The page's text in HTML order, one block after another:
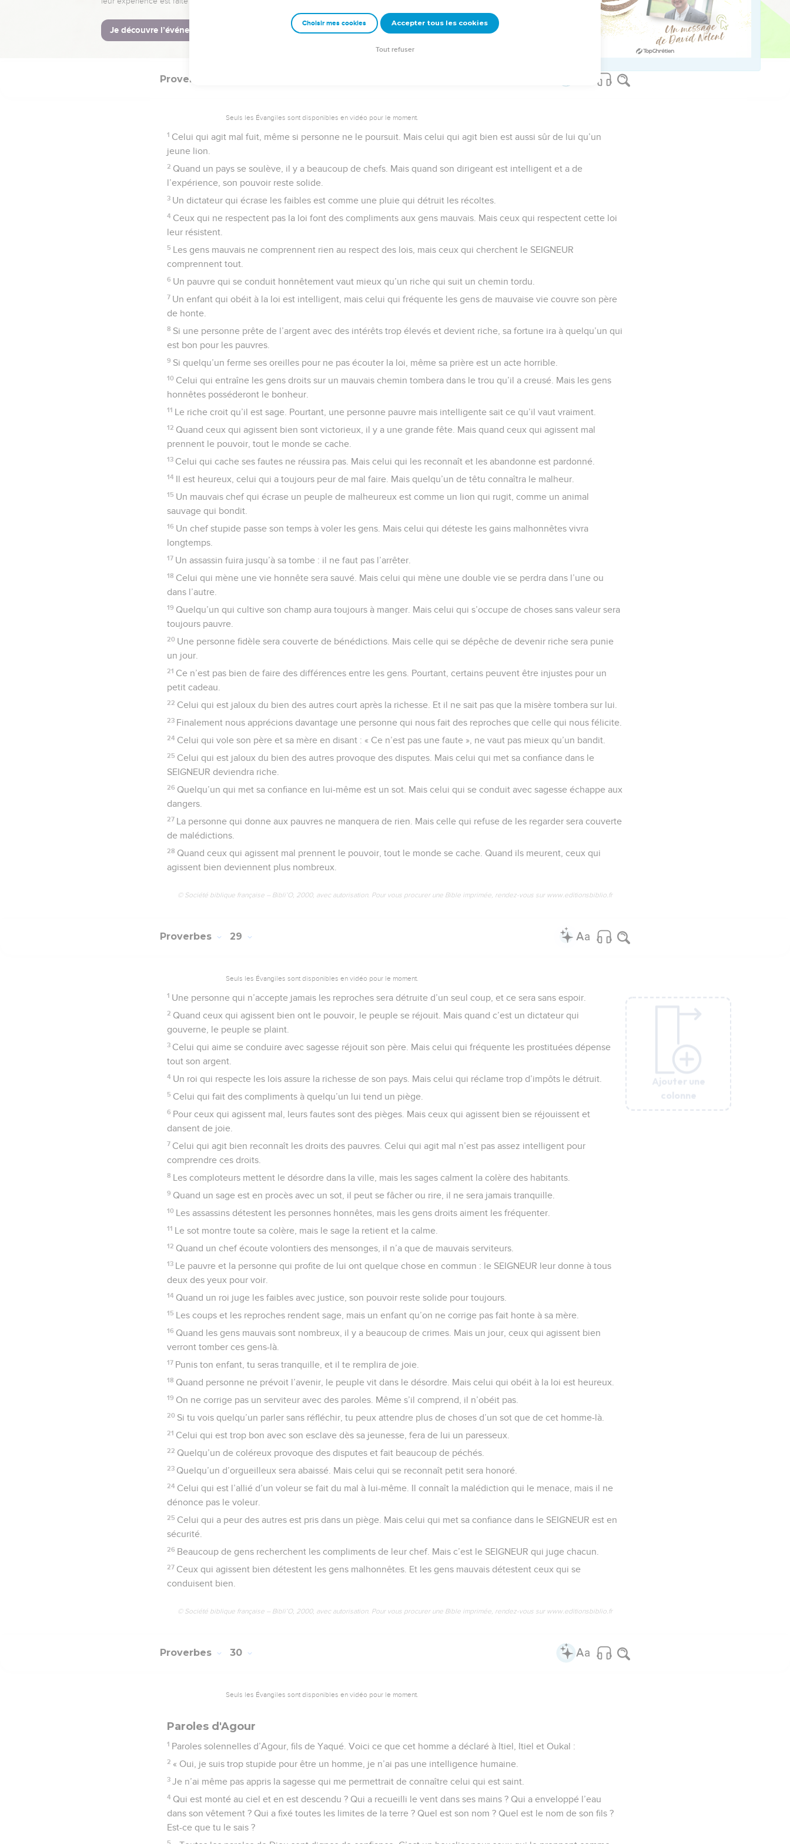
servantes.
© Société biblique française – Bibli’O, 2000, avec autorisation. Pour vous procurer une Bible imprimée, rendez-vous sur www.editionsbiblio.fr
Ajouter une
colonne
Proverbes
Seuls les Évangiles sont disponibles en vidéo pour le moment.
1 Celui qui agit mal fuit, même si personne ne le poursuit. Mais celui qui agit bien est aussi sûr de lui qu’un
jeune lion.
2 Quand un pays se soulève, il y a beaucoup de chefs. Mais quand son dirigeant est intelligent et a de
l’expérience, son pouvoir reste solide.
3 Un dictateur qui écrase les faibles est comme une pluie qui détruit les récoltes.
4 Ceux qui ne respectent pas la loi font des compliments aux gens mauvais. Mais ceux qui respectent cette loi
leur résistent.
5 Les gens mauvais ne comprennent rien au respect des lois, mais ceux qui cherchent le SEIGNEUR
comprennent tout.
6 Un pauvre qui se conduit honnêtement vaut mieux qu’un riche qui suit un chemin tordu.
7 Un enfant qui obéit à la loi est intelligent, mais celui qui fréquente les gens de mauvaise vie couvre son père
de honte.
8 Si une personne prête de l’argent avec des intérêts trop élevés et devient riche, sa fortune ira à quelqu’un qui
est bon pour les pauvres.
9 Si quelqu’un ferme ses oreilles pour ne pas écouter la loi, même sa prière est un acte horrible.
10 Celui qui entraîne les gens droits sur un mauvais chemin tombera dans le trou qu’il a creusé. Mais les gens
honnêtes posséderont le bonheur.
11 Le riche croit qu’il est sage. Pourtant, une personne pauvre mais intelligente sait ce qu’il vaut vraiment.
12 Quand ceux qui agissent bien sont victorieux, il y a une grande fête. Mais quand ceux qui agissent mal
prennent le pouvoir, tout le monde se cache.
13 Celui qui cache ses fautes ne réussira pas. Mais celui qui les reconnaît et les abandonne est pardonné.
14 Il est heureux, celui qui a toujours peur de mal faire. Mais quelqu’un de têtu connaîtra le malheur.
15 Un mauvais chef qui écrase un peuple de malheureux est comme un lion qui rugit, comme un animal
sauvage qui bondit.
16 Un chef stupide passe son temps à voler les gens. Mais celui qui déteste les gains malhonnêtes vivra
longtemps.
17 Un assassin fuira jusqu’à sa tombe : il ne faut pas l’arrêter.
18 Celui qui mène une vie honnête sera sauvé. Mais celui qui mène une double vie se perdra dans l’une ou
dans l’autre.
19 Quelqu’un qui cultive son champ aura toujours à manger. Mais celui qui s’occupe de choses sans valeur sera
toujours pauvre.
20 Une personne fidèle sera couverte de bénédictions. Mais celle qui se dépêche de devenir riche sera punie
un jour.
21 Ce n’est pas bien de faire des différences entre les gens. Pourtant, certains peuvent être injustes pour un
petit cadeau.
22 Celui qui est jaloux du bien des autres court après la richesse. Et il ne sait pas que la misère tombera sur lui.
23 Finalement nous apprécions davantage une personne qui nous fait des reproches que celle qui nous félicite.
24 Celui qui vole son père et sa mère en disant : « Ce n’est pas une faute », ne vaut pas mieux qu’un bandit.
25 Celui qui est jaloux du bien des autres provoque des disputes. Mais celui qui met sa confiance dans le
SEIGNEUR deviendra riche.
26 Quelqu’un qui met sa confiance en lui-même est un sot. Mais celui qui se conduit avec sagesse échappe aux
dangers.
27 La personne qui donne aux pauvres ne manquera de rien. Mais celle qui refuse de les regarder sera couverte
de malédictions.
28 Quand ceux qui agissent mal prennent le pouvoir, tout le monde se cache. Quand ils meurent, ceux qui
agissent bien deviennent plus nombreux.
© Société biblique française – Bibli’O, 2000, avec autorisation. Pour vous procurer une Bible imprimée, rendez-vous sur www.editionsbiblio.fr
Ajouter une
colonne
Proverbes 29
Seuls les Évangiles sont disponibles en vidéo pour le moment.
1 Une personne qui n’accepte jamais les reproches sera détruite d’un seul coup, et ce sera sans espoir.
2 Quand ceux qui agissent bien ont le pouvoir, le peuple se réjouit. Mais quand c’est un dictateur qui
gouverne, le peuple se plaint.
3 Celui qui aime se conduire avec sagesse réjouit son père. Mais celui qui fréquente les prostituées dépense
tout son argent.
4 Un roi qui respecte les lois assure la richesse de son pays. Mais celui qui réclame trop d’impôts le détruit.
5 Celui qui fait des compliments à quelqu’un lui tend un piège.
6 Pour ceux qui agissent mal, leurs fautes sont des pièges. Mais ceux qui agissent bien se réjouissent et
dansent de joie.
7 Celui qui agit bien reconnaît les droits des pauvres. Celui qui agit mal n’est pas assez intelligent pour
comprendre ces droits.
8 Les comploteurs mettent le désordre dans la ville, mais les sages calment la colère des habitants.
9 Quand un sage est en procès avec un sot, il peut se fâcher ou rire, il ne sera jamais tranquille.
10 Les assassins détestent les personnes honnêtes, mais les gens droits aiment les fréquenter.
11 Le sot montre toute sa colère, mais le sage la retient et la calme.
12 Quand un chef écoute volontiers des mensonges, il n’a que de mauvais serviteurs.
13 Le pauvre et la personne qui profite de lui ont quelque chose en commun : le SEIGNEUR leur donne à tous
deux des yeux pour voir.
14 Quand un roi juge les faibles avec justice, son pouvoir reste solide pour toujours.
15 Les coups et les reproches rendent sage, mais un enfant qu’on ne corrige pas fait honte à sa mère.
16 Quand les gens mauvais sont nombreux, il y a beaucoup de crimes. Mais un jour, ceux qui agissent bien
verront tomber ces gens-là.
17 Punis ton enfant, tu seras tranquille, et il te remplira de joie.
18 Quand personne ne prévoit l’avenir, le peuple vit dans le désordre. Mais celui qui obéit à la loi est heureux.
19 On ne corrige pas un serviteur avec des paroles. Même s’il comprend, il n’obéit pas.
20 Si tu vois quelqu’un parler sans réfléchir, tu peux attendre plus de choses d’un sot que de cet homme-là.
21 Celui qui est trop bon avec son esclave dès sa jeunesse, fera de lui un paresseux.
22 Quelqu’un de coléreux provoque des disputes et fait beaucoup de péchés.
23 Quelqu’un d’orgueilleux sera abaissé. Mais celui qui se reconnaît petit sera honoré.
24 Celui qui est l’allié d’un voleur se fait du mal à lui-même. Il connaît la malédiction qui le menace, mais il ne
dénonce pas le voleur.
25 Celui qui a peur des autres est pris dans un piège. Mais celui qui met sa confiance dans le SEIGNEUR est en
sécurité.
26 Beaucoup de gens recherchent les compliments de leur chef. Mais c’est le SEIGNEUR qui juge chacun.
27 Ceux qui agissent bien détestent les gens malhonnêtes. Et les gens mauvais détestent ceux qui se
conduisent bien.
© Société biblique française – Bibli’O, 2000, avec autorisation. Pour vous procurer une Bible imprimée, rendez-vous sur www.editionsbiblio.fr
Ajouter une
colonne
Proverbes 30
Seuls les Évangiles sont disponibles en vidéo pour le moment.
Paroles d'Agour
1 Paroles solennelles d’Agour, fils de Yaqué. Voici ce que cet homme a déclaré à Itiel, Itiel et Oukal :
2 « Oui, je suis trop stupide pour être un homme, je n’ai pas une intelligence humaine.
3 Je n’ai même pas appris la sagesse qui me permettrait de connaître celui qui est saint.
4 Qui est monté au ciel et en est descendu ? Qui a recueilli le vent dans ses mains ? Qui a enveloppé l’eau
dans son vêtement ? Qui a fixé toutes les limites de la terre ? Quel est son nom ? Quel est le nom de son fils ?
Est-ce que tu le sais ?
5
Ajouter une
colonne
Ajouter une
colonne
Choisir mes cookies Accepter tous les cookies
Tout refuser